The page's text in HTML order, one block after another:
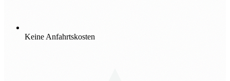
Keine Anfahrtskosten